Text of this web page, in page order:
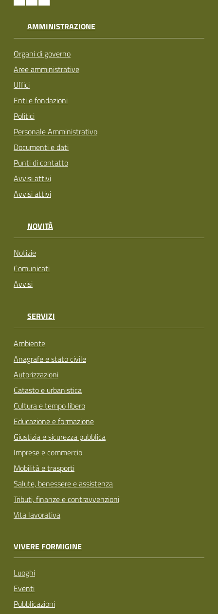
AMMINISTRAZIONE
Organi di governo
Aree amministrative
Uffici
Enti e fondazioni
Politici
Personale Amministrativo
Documenti e dati
Punti di contatto
Avvisi attivi
Avvisi attivi
NOVITÀ
Notizie
Comunicati
Avvisi
SERVIZI
Ambiente
Anagrafe e stato civile
Autorizzazioni
Catasto e urbanistica
Cultura e tempo libero
Educazione e formazione
Giustizia e sicurezza pubblica
Imprese e commercio
Mobilità e trasporti
Salute, benessere e assistenza
Tributi, finanze e contravvenzioni
Vita lavorativa
VIVERE FORMIGINE
Luoghi
Eventi
Pubblicazioni